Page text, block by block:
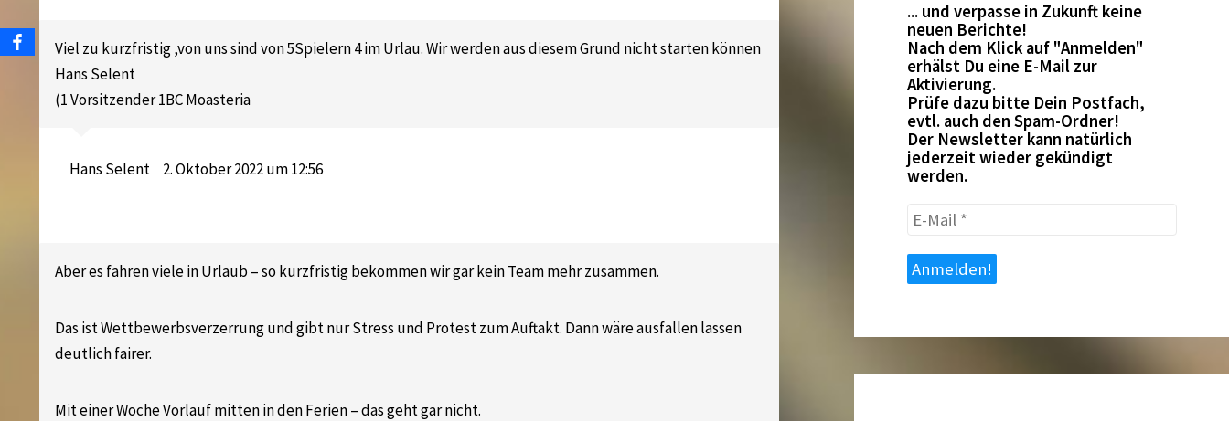
Viel zu kurzfristig ,von uns sind von 5Spielern 4 im Urlau. Wir werden aus diesem Grund nicht starten können
Hans Selent
(1 Vorsitzender 1BC Moasteria
Hans Selent 2. Oktober 2022 um 12:56
Aber es fahren viele in Urlaub – so kurzfristig bekommen wir gar kein Team mehr zusammen.
Das ist Wettbewerbsverzerrung und gibt nur Stress und Protest zum Auftakt. Dann wäre ausfallen lassen
deutlich fairer.
Mit einer Woche Vorlauf mitten in den Ferien – das geht gar nicht.
... und verpasse in Zukunft keine
neuen Berichte!
Nach dem Klick auf "Anmelden"
erhälst Du eine E-Mail zur
Aktivierung.
Prüfe dazu bitte Dein Postfach,
evtl. auch den Spam-Ordner!
Der Newsletter kann natürlich
jederzeit wieder gekündigt
werden.
E-
Mail